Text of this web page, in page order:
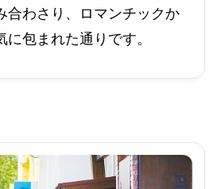
合わさり、ロマンチックか
包まれた通りです。